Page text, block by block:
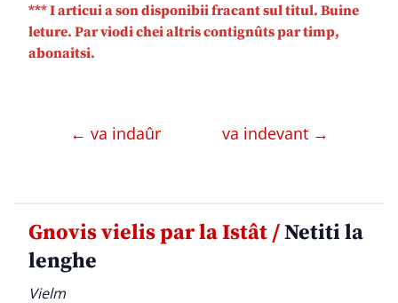
*** I articui a son disponibii fracant sul titul. Buine
leture. Par viodi chei altris contignûts par timp,
abonaitsi.
← va indaûr va indevant →
Gnovis vielis par la Istât /Netiti la
lenghe
Vielm